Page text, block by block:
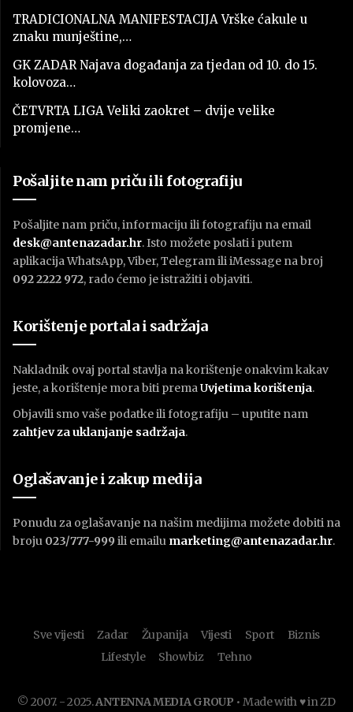
TRADICIONALNA MANIFESTACIJA Vrške ćakule u
znaku munještine,…
GK ZADAR Najava događanja za tjedan od 10. do 15.
kolovoza…
ČETVRTA LIGA Veliki zaokret – dvije velike
promjene…
Pošaljite nam priču ili fotografiju
Pošaljite nam priču, informaciju ili fotografiju na email
desk@antenazadar.hr. Isto možete poslati i putem
aplikacija WhatsApp, Viber, Telegram ili iMessage na broj
092 2222 972, rado ćemo je istražiti i objaviti.
Korištenje portala i sadržaja
Nakladnik ovaj portal stavlja na korištenje onakvim kakav
jeste, a korištenje mora biti premaUvjetima korištenja.
Objavili smo vaše podatke ili fotografiju – uputite nam
zahtjev za uklanjanje sadržaja.
Oglašavanje i zakup medija
Ponudu za oglašavanje na našim medijima možete dobiti na
broju 023/777-999 ili emailu marketing@antenazadar.hr.
Sve vijesti Zadar Županija Vijesti Sport
Biznis
Lifestyle
Showbiz Tehno
© 2007. - 2025.ANTENNA MEDIA GROUP • Made with ♥ in ZD